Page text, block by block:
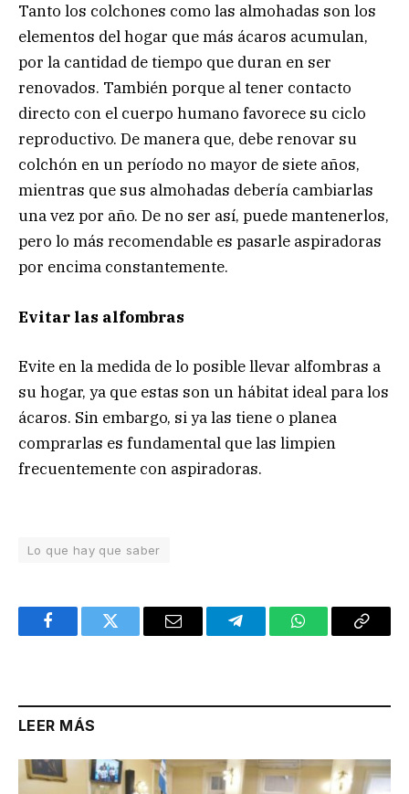
Tanto los colchones como las almohadas son los
elementos del hogar que más ácaros acumulan,
por la cantidad de tiempo que duran en ser
renovados. También porque al tener contacto
directo con el cuerpo humano favorece su ciclo
reproductivo. De manera que, debe renovar su
colchón en un período no mayor de siete años,
mientras que sus almohadas debería cambiarlas
una vez por año. De no ser así, puede mantenerlos,
pero lo más recomendable es pasarle aspiradoras
por encima constantemente.
Evitar las alfombras
Evite en la medida de lo posible llevar alfombras a
su hogar, ya que estas son un hábitat ideal para los
ácaros. Sin embargo, si ya las tiene o planea
comprarlas es fundamental que las limpien
frecuentemente con aspiradoras.
Lo que hay que saber
FacebookTwitter Email TelegramWhatsAppCopy
LEER MÁS